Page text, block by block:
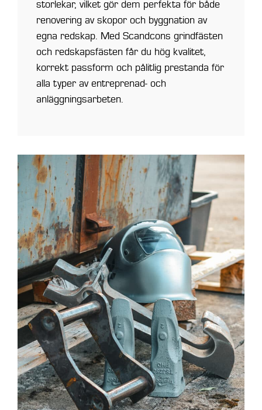
storlekar, vilket gör dem perfekta för både
renovering av skopor och byggnation av
egna redskap. Med Scandcons grindfästen
och redskapsfästen får du hög kvalitet,
korrekt passform och pålitlig prestanda för
alla typer av entreprenad- och
anläggningsarbeten.